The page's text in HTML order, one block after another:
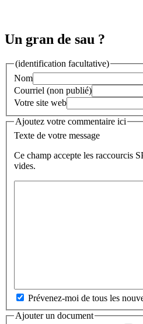
Un gran de sau ?
(identification facultative)
Nom
Courriel (non publié)
Votre site web
Ajoutez votre commentaire ici
Texte de votre message
Ce champ accepte les raccourcis
vides.
Prévenez-moi de tous les
Ajouter un document